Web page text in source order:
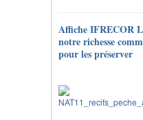
Affiche IFRECOR
notre richesse
pour les préserver